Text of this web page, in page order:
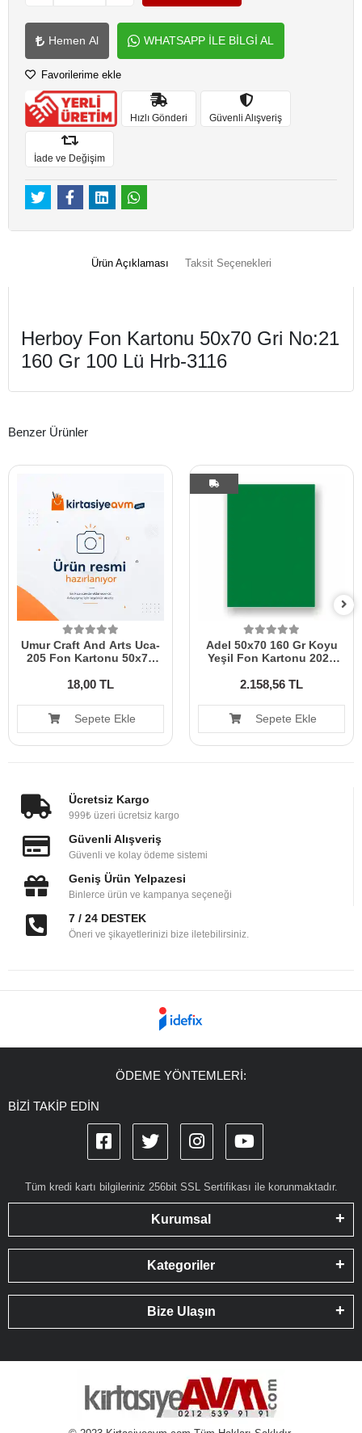
Hemen Al WHATSAPP İLE BİLGİ AL
Favorilerime ekle
Hızlı Gönderi Güvenli Alışveriş
İade ve Değişim
Ürün Açıklaması Taksit Seçenekleri
Herboy Fon Kartonu 50x70 Gri No:21
160 Gr 100 Lü Hrb-3116
Benzer Ürünler
Umur Craft And Arts Uca-
205 Fon Kartonu 50x70
18,00 TL
Sepete Ekle
Adel 50x70 160 Gr Koyu
Yeşil Fon Kartonu 2023
2.158,56 TL
Sepete Ekle
Ücretsiz Kargo
999₺ üzeri ücretsiz kargo
Güvenli Alışveriş
Güvenli ve kolay ödeme sistemi
Geniş Ürün Yelpazesi
Binlerce ürün ve kampanya seçeneği
7 / 24 DESTEK
Öneri ve şikayetlerinizi bize iletebilirsiniz.
ÖDEME YÖNTEMLERİ:
BİZİ TAKİP EDİN
Tüm kredi kartı bilgileriniz 256bit SSL Sertifikası ile korunmaktadır.
Kurumsal
Kategoriler
Bize Ulaşın